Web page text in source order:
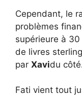
Cependant, le
problèmes
supérieure à 30
de livres
par Xavidu
Fati vient tout